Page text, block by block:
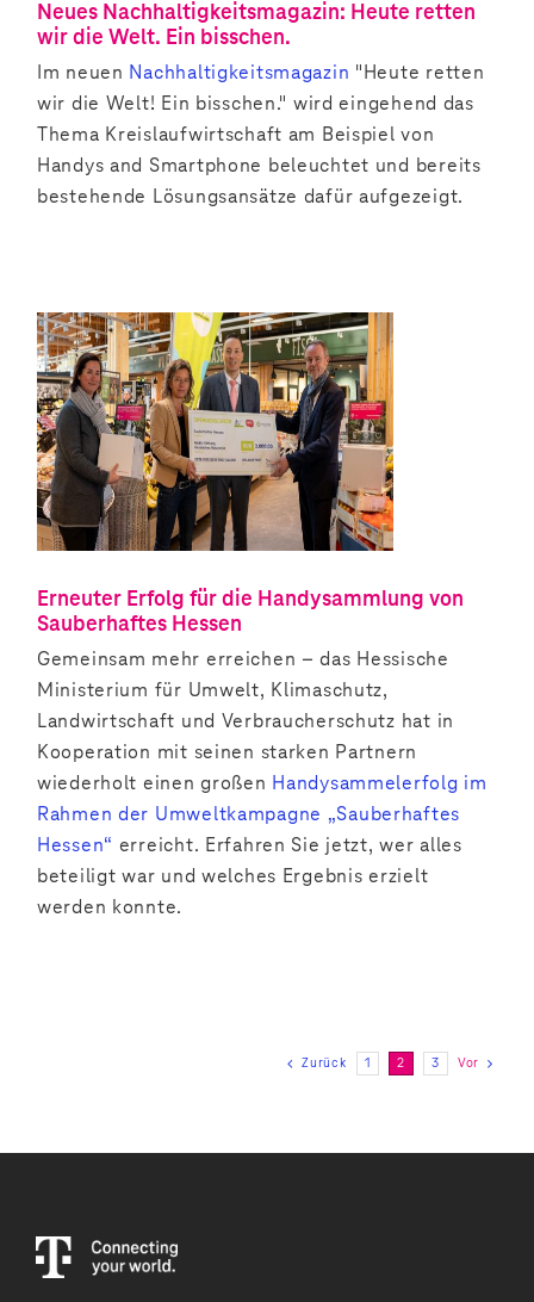
Neues Nachhaltigkeitsmagazin: Heute retten
wir die Welt. Ein bisschen.
Im neuen Nachhaltigkeitsmagazin "Heute retten
wir die Welt! Ein bisschen." wird eingehend das
Thema Kreislaufwirtschaft am Beispiel von
Handys and Smartphone beleuchtet und bereits
bestehende Lösungsansätze dafür aufgezeigt.
Erneuter Erfolg für die Handysammlung von
Sauberhaftes Hessen
Gemeinsam mehr erreichen – das Hessische
Ministerium für Umwelt, Klimaschutz,
Landwirtschaft und Verbraucherschutz hat in
Kooperation mit seinen starken Partnern
wiederholt einen großen Handysammelerfolg im
Rahmen der Umweltkampagne „Sauberhaftes
Hessen“ erreicht. Erfahren Sie jetzt, wer alles
beteiligt war und welches Ergebnis erzielt
werden konnte.
Zurück 1 2 3 Vor